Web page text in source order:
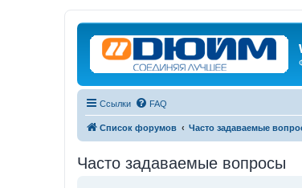
Ссылки FAQ
Список форумов Часто задаваемые
Часто задаваемые вопросы